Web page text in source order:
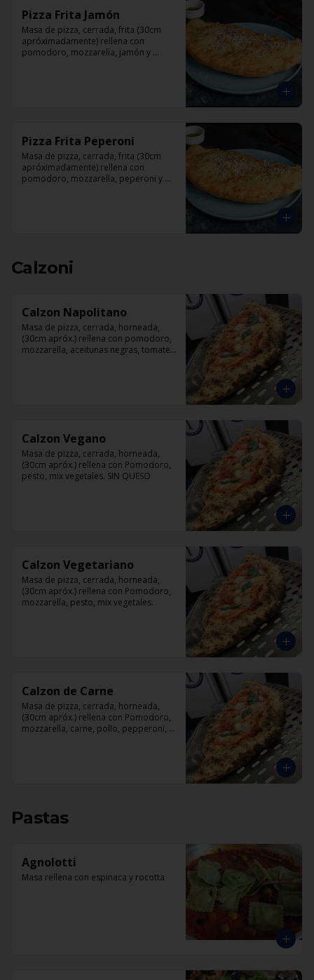
Pizza Frita Jamón
Masa de pizza, cerrada, frita (30cm
apróximadamente) rellena con
pomodoro, mozzarella, jamón y
Pizza Frita Peperoni
Masa de pizza, cerrada, frita (30cm
apróximadamente) rellena con
pomodoro, mozzarella, peperoni y
Calzoni
Calzon Napolitano
Masa de pizza, cerrada, horneada,
(30cm apróx.) rellena con pomodoro,
mozzarella, aceitunas negras, tomate,
Calzon Vegano
Masa de pizza, cerrada, horneada,
(30cm apróx.) rellena con Pomodoro,
pesto, mix vegetales. SIN QUESO
Calzon Vegetariano
Masa de pizza, cerrada, horneada,
(30cm apróx.) rellena con Pomodoro,
mozzarella, pesto, mix vegetales.
Calzon de Carne
Masa de pizza, cerrada, horneada,
(30cm apróx.) rellena con Pomodoro,
mozzarella, carne, pollo, pepperoni,
Pastas
Agnolotti
Masa rellena con espinaca y rocotta